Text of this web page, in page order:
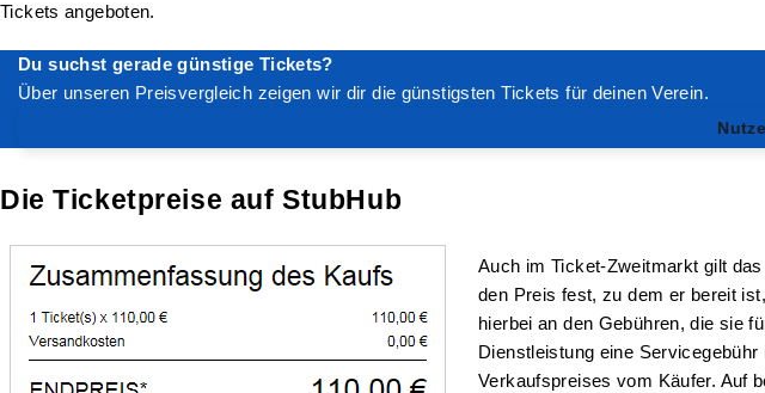
Tickets angeboten.
Du suchst gerade günstige Tickets?
Über unseren Preisvergleich zeigen wir dir die günstigsten Tickets für deinen Verein.
Die Ticketpreise auf StubHub
Auch im Ticket-Zweitmarkt gilt
den Preis fest, zu dem er bereit
hierbei an den Gebühren, die sie
Dienstleistung eine
Verkaufspreises vom Käufer. Auf